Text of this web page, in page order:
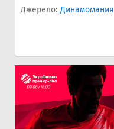
Джерело: Динамомания